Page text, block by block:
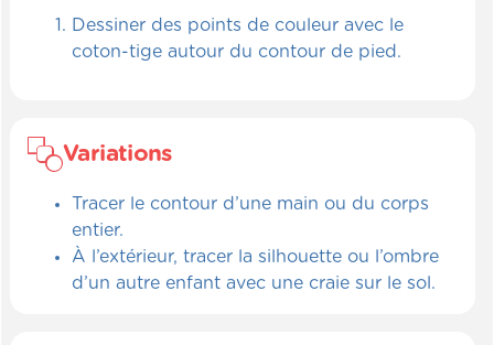
Dessiner des points de couleur avec le
coton-tige autour du contour de pied.
Variations
Tracer le contour d’une main ou du corps
entier.
À l’extérieur, tracer la silhouette ou l’ombre
d’un autre enfant avec une craie sur le sol.